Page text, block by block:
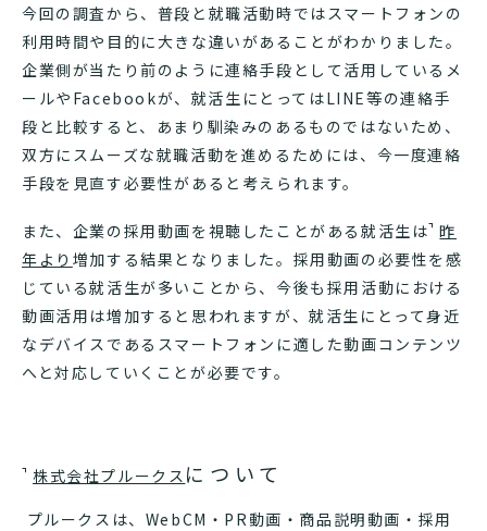
今回の調査から、普段と就職活動時ではスマートフォンの
利用時間や目的に大きな違いがあることがわかりました。
企業側が当たり前のように連絡手段として活用しているメ
ールやFacebookが、就活生にとってはLINE等の連絡手
段と比較すると、あまり馴染みのあるものではないため、
双方にスムーズな就職活動を進めるためには、今一度連絡
手段を見直す必要性があると考えられます。
また、企業の採用動画を視聴したことがある就活生は 昨
年より 増加する結果となりました。採用動画の必要性を感
じている就活生が多いことから、今後も採用活動における
動画活用は増加すると思われますが、就活生にとって身近
なデバイスであるスマートフォンに適した動画コンテンツ
へと対応していくことが必要です。
株式会社プルークス について
プルークスは、WebCM・PR動画・商品説明動画・採用